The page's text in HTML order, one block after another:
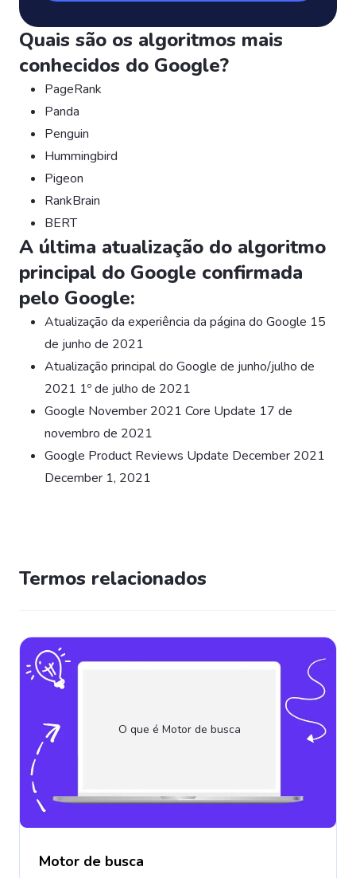
Quais são os algoritmos mais
conhecidos do Google?
PageRank
Panda
Penguin
Hummingbird
Pigeon
RankBrain
BERT
A última atualização do algoritmo
principal do Google confirmada
pelo Google:
Atualização da experiência da página do Google 15
de junho de 2021
Atualização principal do Google de junho/julho de
2021 1º de julho de 2021
Google November 2021 Core Update 17 de
novembro de 2021
Google Product Reviews Update December 2021
December 1, 2021
Termos relacionados
O que é Motor de busca
Motor de busca